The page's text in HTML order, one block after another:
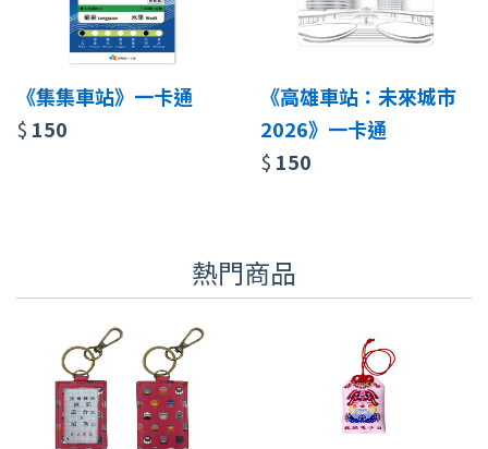
《集集車站》一卡通
$ 150
《高雄車站：未來城市
2026》一卡通
$ 150
熱門商品